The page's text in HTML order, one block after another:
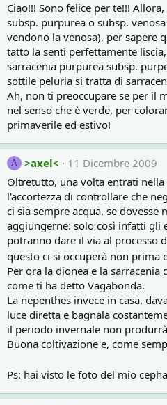
Ciao!!! Sono felice per te!!!
subsp. purpurea o subsp.
vendono la venosa), per sapere
tatto la senti perfettamente
sarracenia purpurea subsp.
sottile peluria si tratta di
Ah, non ti preoccupare se per il
nel senso che è verde, per
primaverile ed estivo!
A >axel<
11 Dicembre 2009
Oltretutto, una volta entrati nella
l'accortezza di controllare che
ci sia sempre acqua, se dovesse
aggiungerne: solo così infatti gli
potranno dare il via al processo
questo ci si occuperà non prima
Per ora la dionea e la
come ti ha detto Vagabonda.
La nepenthes invece in casa,
luce diretta e bagnala
il periodo invernale non
Buona coltivazione e, come
Ps: hai visto le foto del mio